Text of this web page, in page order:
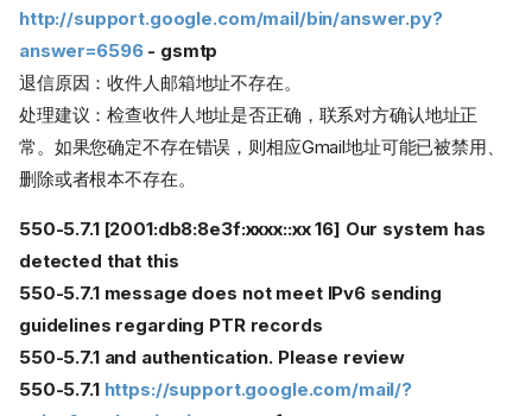
http://support.google.com/mail/bin/answer.py?
answer=6596- gsmtp
退信原因：收件人邮箱地址不存在。
处理建议：检查收件人地址是否正确，联系对方确认地址正
常。如果您确定不存在错误，则相应Gmail地址可能已被禁用、
删除或者根本不存在。
550-5.7.1 [2001:db8:8e3f:xxxx::xx 16] Our system has
detected that this
550-5.7.1 message does not meet IPv6 sending
guidelines regarding PTR records
550-5.7.1 and authentication. Please review
550-5.7.1 https://support.google.com/mail/?